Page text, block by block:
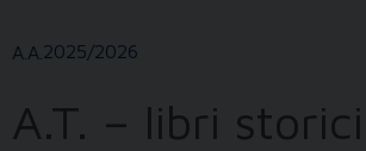
2025/2026
A.T. – libri storici